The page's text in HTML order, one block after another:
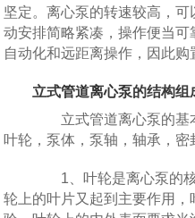
坚定。离心泵的转速较高，
动安排简略紧凑，操作便当
自动化和远距离操作，因此购
立式管道离心泵的结构组
立式管道离心泵的基
叶轮，泵体，泵轴，轴承，密
1、叶轮是离心泵的核
轮上的叶片又起到主要作用